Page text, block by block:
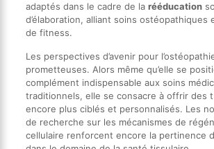
adaptés dans le cadre de la rééducation
d’élaboration, alliant soins ostéopathiques
de fitness.
Les perspectives d’avenir pour
prometteuses. Alors même qu’elle se
complément indispensable aux soins
traditionnels, elle se consacre à offrir des
encore plus ciblés et personnalisés. Les
de recherche sur les mécanismes de
cellulaire renforcent encore la pertinence